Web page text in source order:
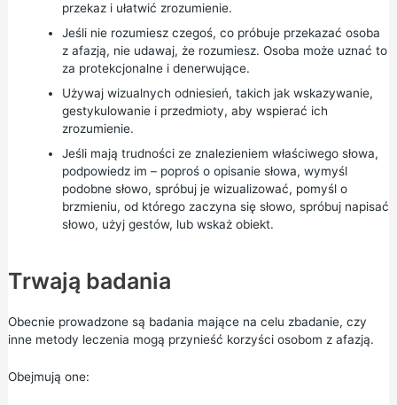
przekaz i ułatwić zrozumienie.
Jeśli nie rozumiesz czegoś, co próbuje przekazać osoba
z afazją, nie udawaj, że rozumiesz. Osoba może uznać to
za protekcjonalne i denerwujące.
Używaj wizualnych odniesień, takich jak wskazywanie,
gestykulowanie i przedmioty, aby wspierać ich
zrozumienie.
Jeśli mają trudności ze znalezieniem właściwego słowa,
podpowiedz im – poproś o opisanie słowa, wymyśl
podobne słowo, spróbuj je wizualizować, pomyśl o
brzmieniu, od którego zaczyna się słowo, spróbuj napisać
słowo, użyj gestów, lub wskaż obiekt.
Trwają badania
Obecnie prowadzone są badania mające na celu zbadanie, czy
inne metody leczenia mogą przynieść korzyści osobom z afazją.
Obejmują one: